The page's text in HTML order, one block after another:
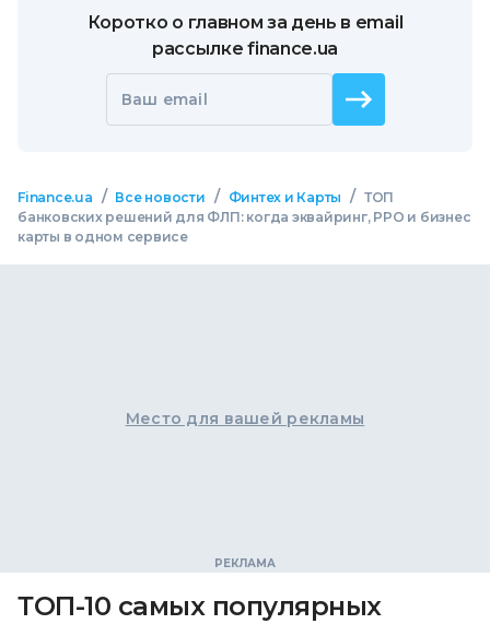
Коротко о главном за день в email
рассылке finance.ua
Ваш email
Finance.ua / Все новости / Финтех и Карты / ТОП
банковских решений для ФЛП: когда эквайринг, РРО и бизнес
карты в одном сервисе
Место для вашей рекламы
ТОП-10 самых популярных